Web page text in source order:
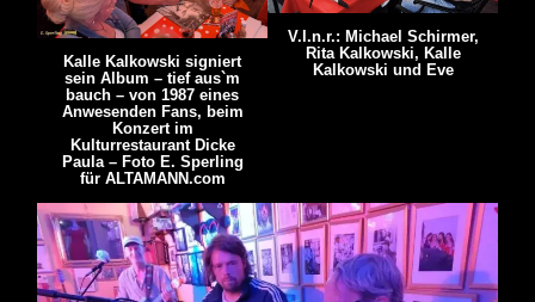
Kalle Kalkowski signiert
sein Album – tief aus`m
bauch – von 1987 eines
Anwesenden Fans, beim
Konzert im
Kulturrestaurant Dicke
Paula – Foto E. Sperling
für ALTAMANN.com
V.l.n.r.: Michael Schirmer,
Rita Kalkowski, Kalle
Kalkowski und Eve